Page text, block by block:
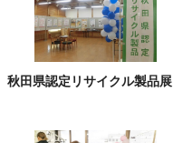
秋田県認定リサイクル製品展